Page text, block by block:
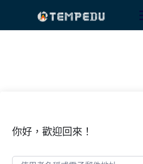
你好，歡迎回來！